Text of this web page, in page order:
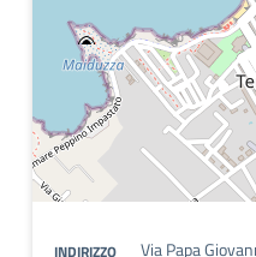
INDIRIZZO Via Papa